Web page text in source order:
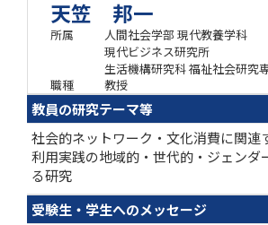
天笠 邦一
所属
人間社会学部 現代教養学科
現代ビジネス研究所
生活機構研究科 福祉社会研究
職種
教授
教員の研究テーマ等
社会的ネットワーク・文化消費に関連
利用実践の地域的・世代的・ジェンダ
る研究
受験生・学生へのメッセージ